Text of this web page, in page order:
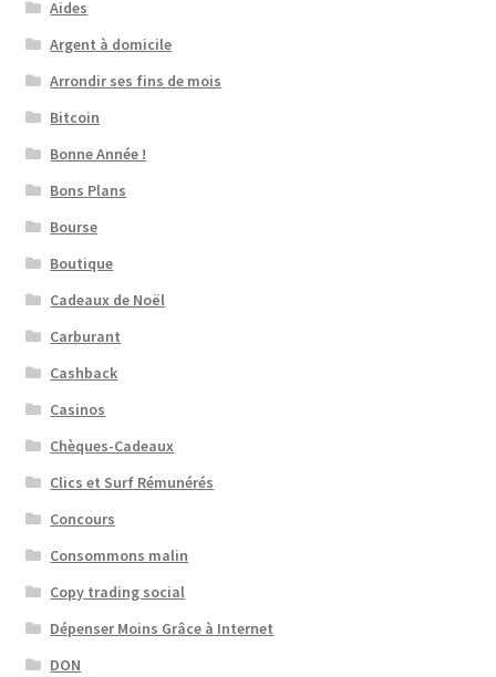
Aides
Argent à domicile
Arrondir ses fins de mois
Bitcoin
Bonne Année !
Bons Plans
Bourse
Boutique
Cadeaux de Noël
Carburant
Cashback
Casinos
Chèques-Cadeaux
Clics et Surf Rémunérés
Concours
Consommons malin
Copy trading social
Dépenser Moins Grâce à Internet
DON